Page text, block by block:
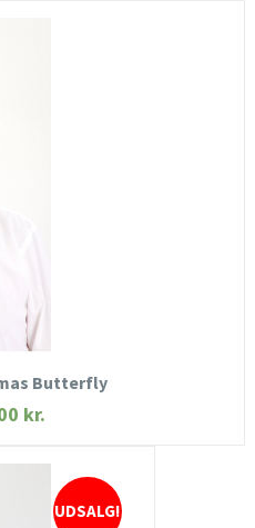
KØB NU
Butterfly
kr.
UDSALG!